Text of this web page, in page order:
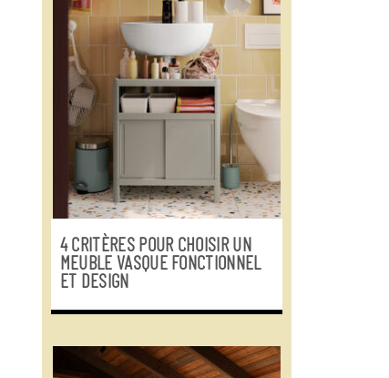
4 CRITÈRES POUR CHOISIR UN
MEUBLE VASQUE FONCTIONNEL
ET DESIGN